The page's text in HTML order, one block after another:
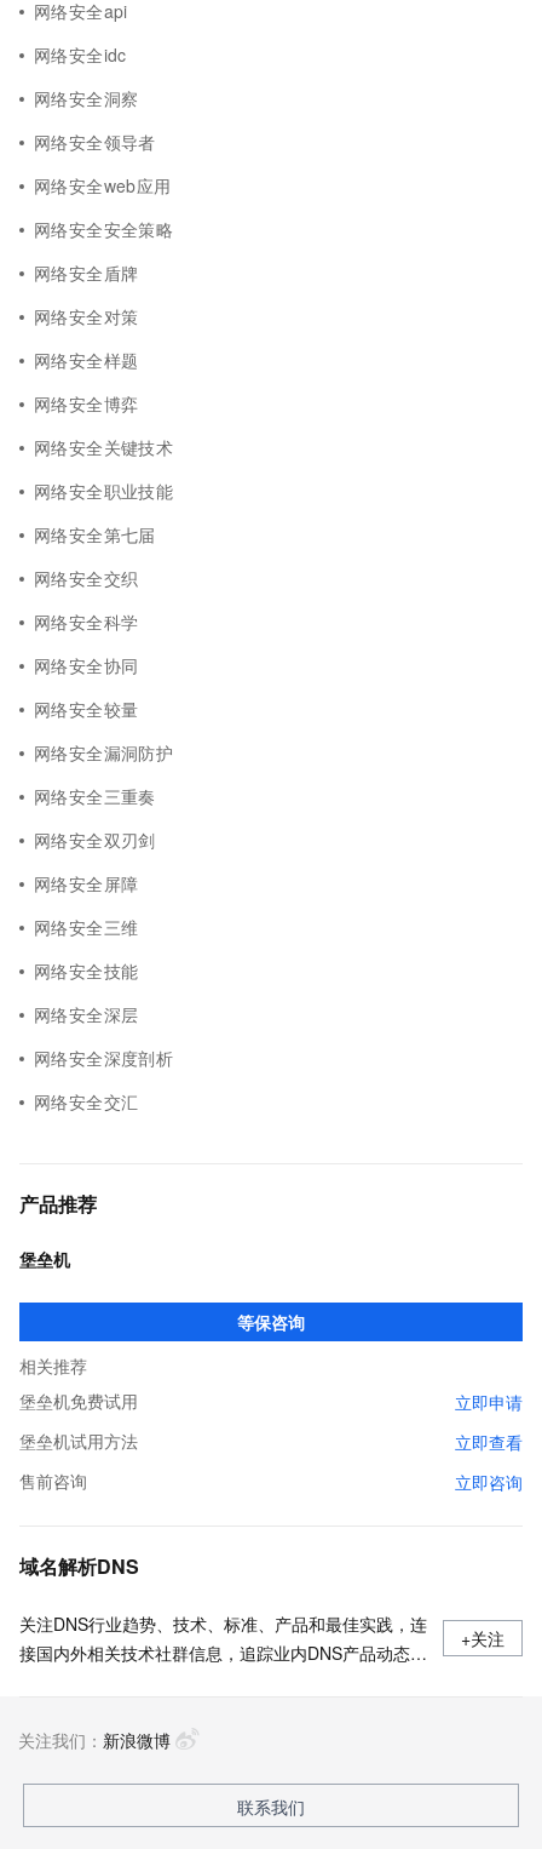
网络安全api
网络安全idc
网络安全洞察
网络安全领导者
网络安全web应用
网络安全安全策略
网络安全盾牌
网络安全对策
网络安全样题
网络安全博弈
网络安全关键技术
网络安全职业技能
网络安全第七届
网络安全交织
网络安全科学
网络安全协同
网络安全较量
网络安全漏洞防护
网络安全三重奏
网络安全双刃剑
网络安全屏障
网络安全三维
网络安全技能
网络安全深层
网络安全深度剖析
网络安全交汇
产品推荐
堡垒机
等保咨询
相关推荐
堡垒机免费试用
立即申请
堡垒机试用方法
立即查看
售前咨询
立即咨询
域名解析DNS
关注DNS行业趋势、技术、标准、产品和最佳实践，连
接国内外相关技术社群信息，追踪业内DNS产品动态，
+关注
关注我们： 新浪微博
联系我们